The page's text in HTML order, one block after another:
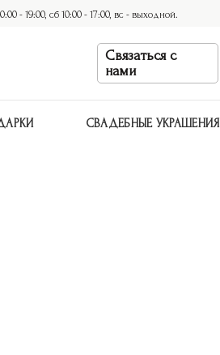
- 19:00, сб 10:00 - 17:00, вс - выходной.
Связаться с
нами
СВАДЕБНЫЕ УКРАШЕНИЯ